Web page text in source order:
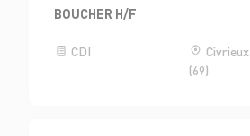
BOUCHER H/F
CDI
(69)